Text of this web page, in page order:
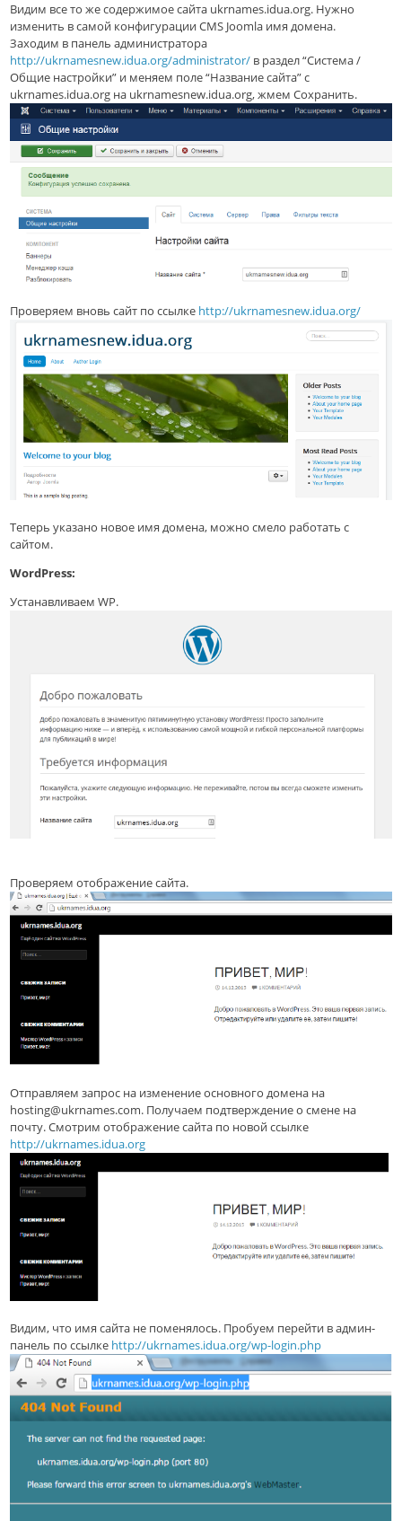
Видим все то же содержимое сайта ukrnames.idua.org. Нужно
изменить в самой конфигурации CMS Joomla имя домена.
Заходим в панель администратора
http://ukrnamesnew.idua.org/administrator/ в раздел “Система /
Общие настройки” и меняем поле “Название сайта” с
ukrnames.idua.org на ukrnamesnew.idua.org, жмем Сохранить.
Проверяем вновь сайт по ссылке http://ukrnamesnew.idua.org/
Теперь указано новое имя домена, можно смело работать с
сайтом.
WordPress:
Устанавливаем WP.
Проверяем отображение сайта.
Отправляем запрос на изменение основного домена на
hosting@ukrnames.com. Получаем подтверждение о смене на
почту. Смотрим отображение сайта по новой ссылке
http://ukrnames.idua.org
Видим, что имя сайта не поменялось. Пробуем перейти в админ-
панель по ссылке http://ukrnames.idua.org/wp-login.php